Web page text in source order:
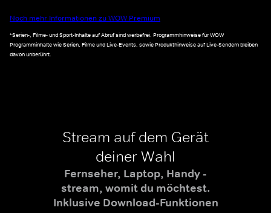
Noch mehr Informationen zu WOW Premium
*Serien-, Filme- und Sport-Inhalte auf Abruf sind werbefrei. Programmhinweise für WOW
Programminhalte wie Serien, Filme und Live-Events, sowie Produkthinweise auf Live-Sendern bleiben
davon unberührt.
Stream auf dem Gerät
deiner Wahl
Fernseher, Laptop, Handy -
stream, womit du möchtest.
Inklusive Download-Funktionen